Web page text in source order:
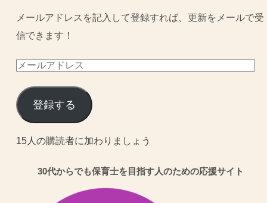
メールアドレスを記入して登録すれば、更新をメールで受
信できます！
メ
ル
ア
ド
登録する
15人の購読者に加わりましょう
30代からでも保育士を目指す人のための応援サイト